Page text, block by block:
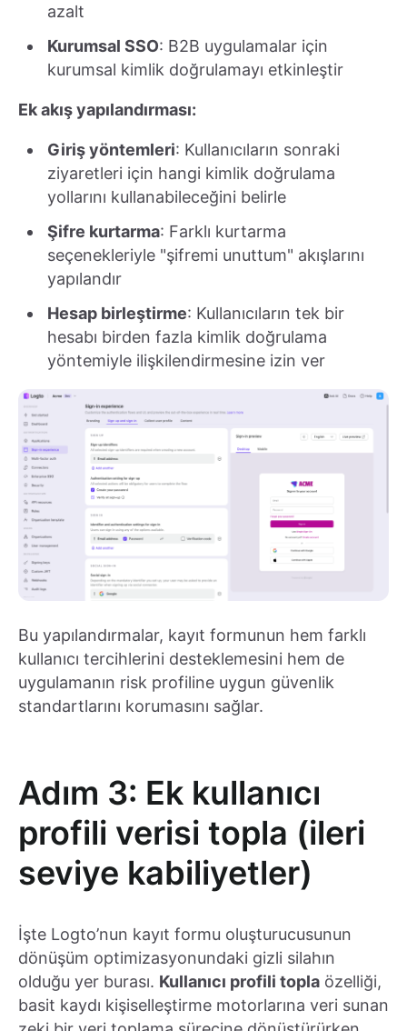
azalt
Kurumsal SSO: B2B uygulamalar için
kurumsal kimlik doğrulamayı etkinleştir
Ek akış yapılandırması:
Giriş yöntemleri: Kullanıcıların sonraki
ziyaretleri için hangi kimlik doğrulama
yollarını kullanabileceğini belirle
Şifre kurtarma: Farklı kurtarma
seçenekleriyle "şifremi unuttum" akışlarını
yapılandır
Hesap birleştirme: Kullanıcıların tek bir
hesabı birden fazla kimlik doğrulama
yöntemiyle ilişkilendirmesine izin ver
Bu yapılandırmalar, kayıt formunun hem farklı
kullanıcı tercihlerini desteklemesini hem de
uygulamanın risk profiline uygun güvenlik
standartlarını korumasını sağlar.
Adım 3: Ek kullanıcı
profili verisi topla (ileri
seviye kabiliyetler)
İşte Logto’nun kayıt formu oluşturucusunun
dönüşüm optimizasyonundaki gizli silahın
olduğu yer burası. Kullanıcı profili topla özelliği,
basit kaydı kişiselleştirme motorlarına veri sunan